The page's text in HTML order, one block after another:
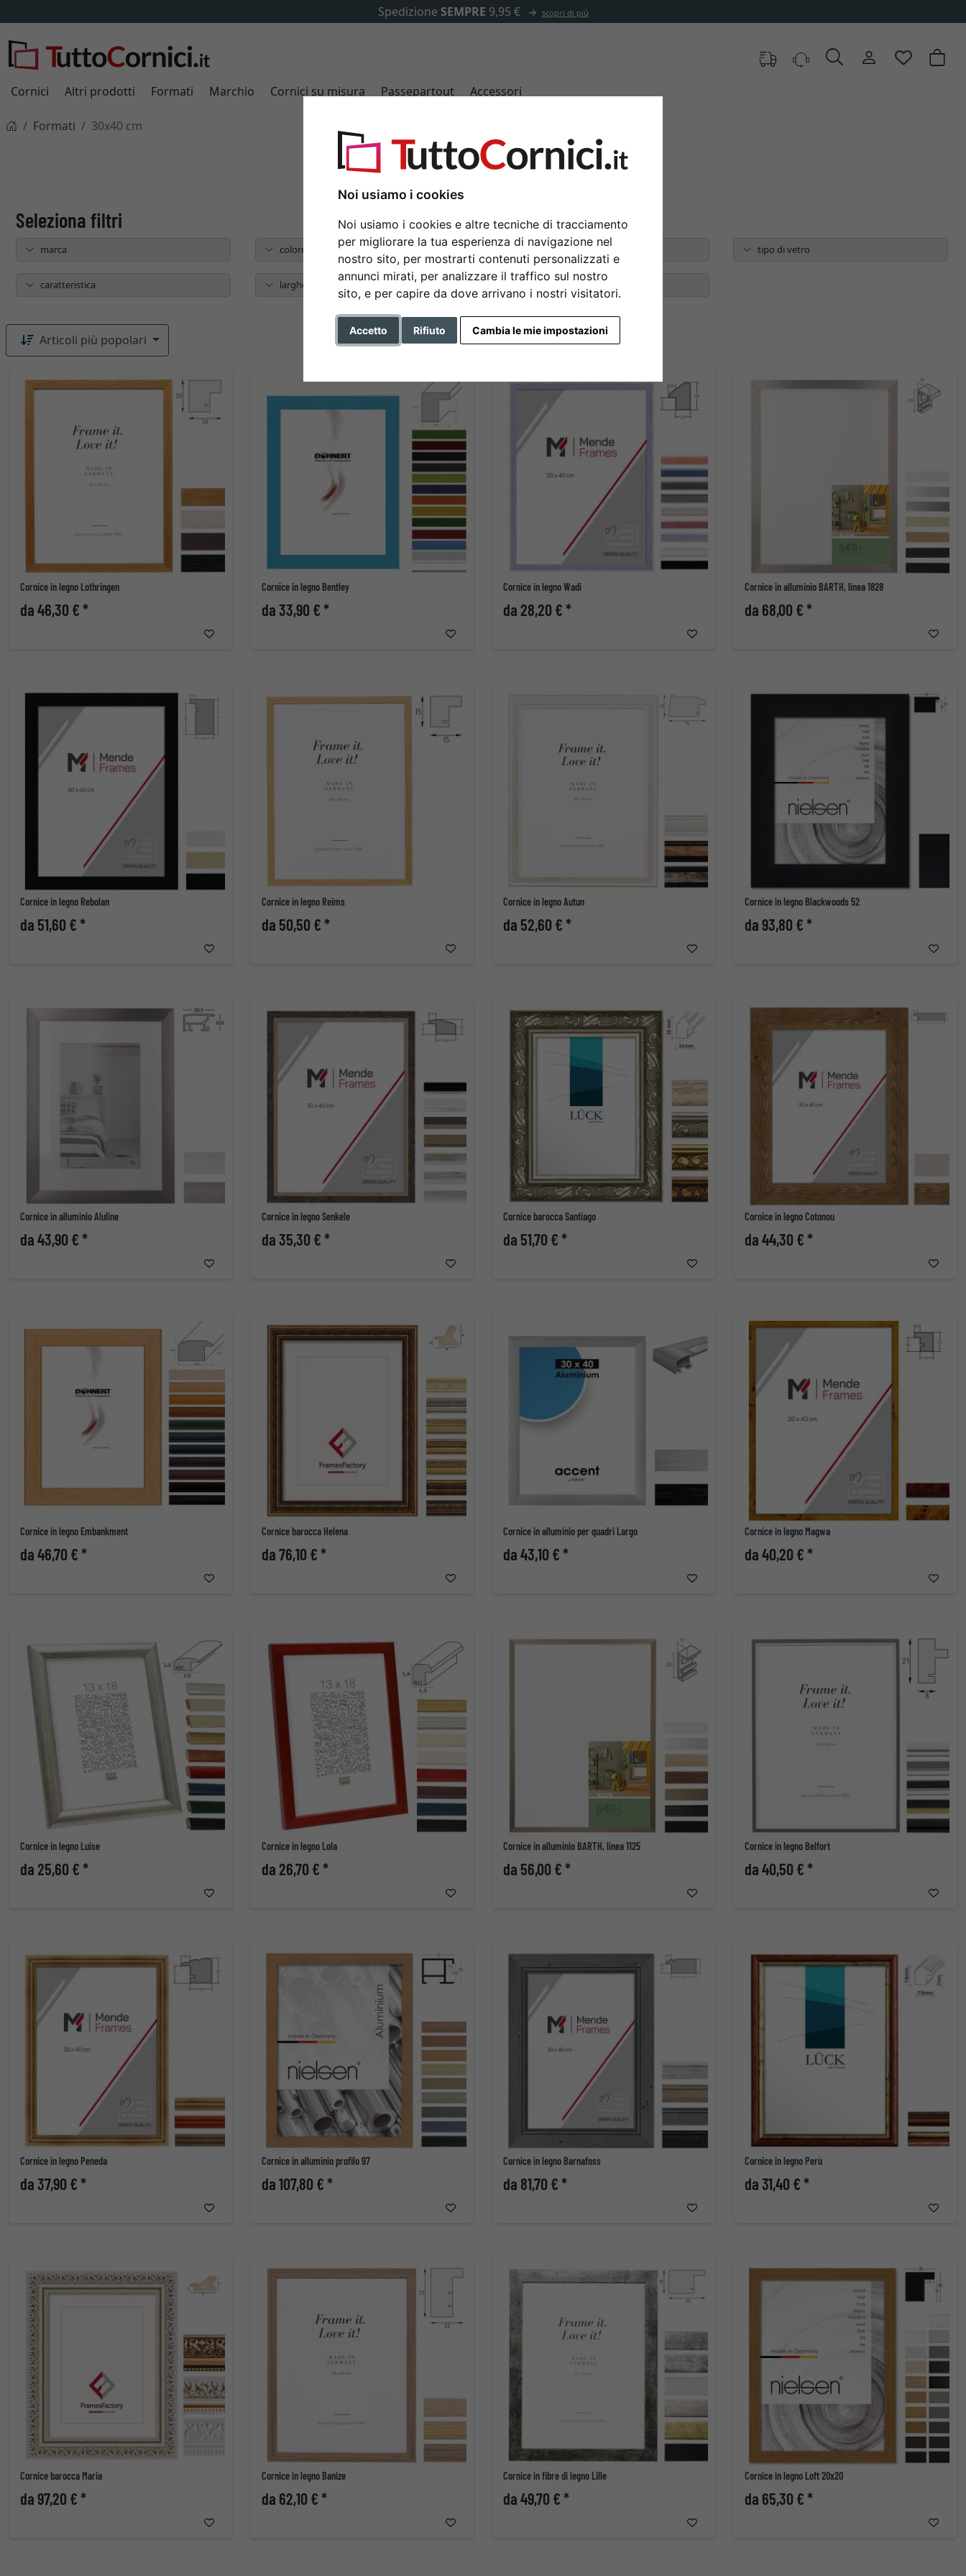
Noi usiamo i cookies
Noi usiamo i cookies e altre tecniche di tracciamento
per migliorare la tua esperienza di navigazione nel
nostro sito, per mostrarti contenuti personalizzati e
annunci mirati, per analizzare il traffico sul nostro
sito, e per capire da dove arrivano i nostri visitatori.
Accetto Rifiuto Cambia le mie impostazioni
✓500.000 articoli tra cui scegliere
Cornici Altri prodotti Formati Marchio Cornici su misura Passepartout Accessori
Formati 30x40 cm
30x40 cm
marca colore tipo di cornice tipo di vetro
caratteristica larghezza del profilo dorso con piede
Articoli più popolari
Cornice in legno Lothringen
da 46,30 € *
Cornice in legno Bentley
da 33,90 € *
Cornice in legno Wadi
da 28,20 € *
Cornice in alluminio BARTH, linea 1828
da 68,00 € *
Cornice in legno Rebolan
da 51,60 € *
Cornice in legno Reims
da 50,50 € *
Cornice in legno Autun
da 52,60 € *
Cornice in legno Blackwoods 52
da 93,80 € *
Cornice in alluminio Aluline
da 43,90 € *
Cornice in legno Senkele
da 35,30 € *
Cornice barocca Santiago
da 51,70 € *
Cornice in legno Cotonou
da 44,30 € *
Cornice in legno Embankment
da 46,70 € *
Cornice barocca Helena
da 76,10 € *
Cornice in alluminio per quadri Largo
da 43,10 € *
Cornice in legno Magwa
da 40,20 € *
Cornice in legno Luise
da 25,60 € *
Cornice in legno Lola
da 26,70 € *
Cornice in alluminio BARTH, linea 1125
da 56,00 € *
Cornice in legno Belfort
da 40,50 € *
Cornice in legno Peneda
da 37,90 € *
Cornice in alluminio profilo 97
da 107,80 € *
Cornice in legno Barnafoss
da 81,70 € *
Cornice in legno Perù
da 31,40 € *
Cornice barocca Maria
da 97,20 € *
Cornice in legno Banize
da 62,10 € *
Cornice in fibre di legno Lille
da 49,70 € *
Cornice in legno Loft 20x20
da 65,30 € *